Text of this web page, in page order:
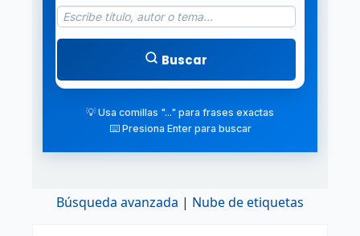
Buscar
💡 Usa comillas "..." para frases exactas
⌨️ Presiona Enter para buscar
Búsqueda avanzada Nube de etiquetas